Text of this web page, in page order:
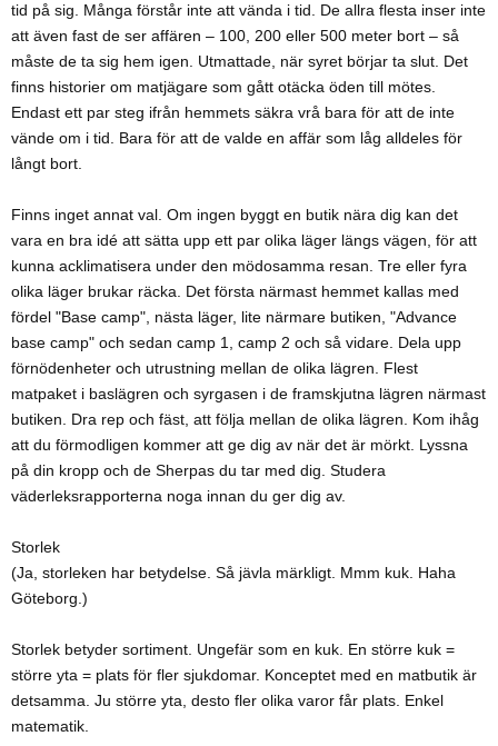
tid på sig. Många förstår inte att vända i tid. De allra flesta inser inte
att även fast de ser affären – 100, 200 eller 500 meter bort – så
måste de ta sig hem igen. Utmattade, när syret börjar ta slut. Det
finns historier om matjägare som gått otäcka öden till mötes.
Endast ett par steg ifrån hemmets säkra vrå bara för att de inte
vände om i tid. Bara för att de valde en affär som låg alldeles för
långt bort.
Finns inget annat val. Om ingen byggt en butik nära dig kan det
vara en bra idé att sätta upp ett par olika läger längs vägen, för att
kunna acklimatisera under den mödosamma resan. Tre eller fyra
olika läger brukar räcka. Det första närmast hemmet kallas med
fördel "Base camp", nästa läger, lite närmare butiken, "Advance
base camp" och sedan camp 1, camp 2 och så vidare. Dela upp
förnödenheter och utrustning mellan de olika lägren. Flest
matpaket i baslägren och syrgasen i de framskjutna lägren närmast
butiken. Dra rep och fäst, att följa mellan de olika lägren. Kom ihåg
att du förmodligen kommer att ge dig av när det är mörkt. Lyssna
på din kropp och de Sherpas du tar med dig. Studera
väderleksrapporterna noga innan du ger dig av.
Storlek
(Ja, storleken har betydelse. Så jävla märkligt. Mmm kuk. Haha
Göteborg.)
Storlek betyder sortiment. Ungefär som en kuk. En större kuk =
större yta = plats för fler sjukdomar. Konceptet med en matbutik är
detsamma. Ju större yta, desto fler olika varor får plats. Enkel
matematik.